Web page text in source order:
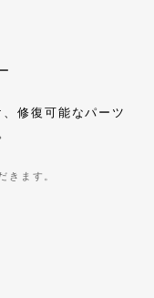
修復可能なパーツ
きます。